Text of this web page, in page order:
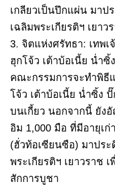
เกลียวเป็นปึกแผ่น มาป
เฉลิมพระเกียรติฯ เยาว
3️. จิตแห่งศรัทธา: เทพเ
ฮุกโจ้ว เต้าบ้อเนี้ย น่ำซิ้
คณะกรรมการจะทำพิธี
โจ้ว เต้าบ้อเนี้ย น่ำซิ้ง
บนเกี้ยว นอกจากนี้ ยัง
อิม 1,000 มือ ที่มีอายุเก่
(ฮั่วท้อเซียนซือ) มาปร
พระเกียรติฯ เยาวราช
สักการบูชา